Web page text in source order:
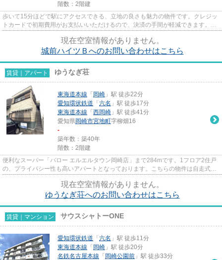
階数：2階建
歩いて15分ほどで駅にアクセスできる、立地の良さも魅力の物件です。クレジッ
トカードで初期費用がお支払いいただけるので、決済の手間が軽減できます。お
現在空室情報がありません。
城前ハイツＢへのお問い合わせはこちら
賃貸｜アパート ゆうなぎ荘
東海道本線 「 岡崎 」駅 徒歩22分
愛知環状鉄道 「 六名 」駅 徒歩17分
東海道本線 「 西岡崎 」駅 徒歩41分
愛知県岡崎市宮地町字柳畑16
-
築年数：築40年
階数：2階建
便利なスーパー「バロー エルエルタウン岡崎店」まで284mです。1フロア2住戸
の、プライバシー性も高いアパートとなっております。こちらの物件は自走式駐
現在空室情報がありません。
ゆうなぎ荘へのお問い合わせはこちら
賃貸｜マンション サウスシャトーONE
愛知環状鉄道 「 六名 」駅 徒歩11分
東海道本線 「 岡崎 」駅 徒歩20分
名鉄名古屋本線 「 岡崎公園前 」駅 徒歩33分